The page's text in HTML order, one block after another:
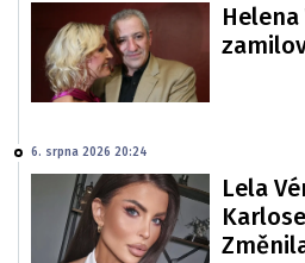
6. srpna 2026 20:24
Lela